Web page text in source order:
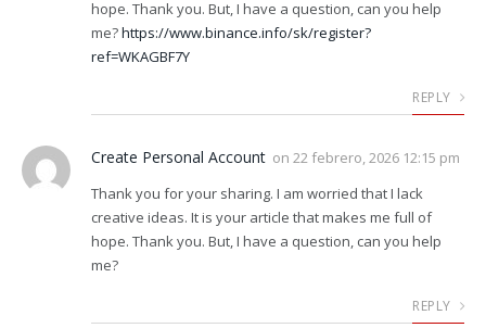
hope. Thank you. But, I have a question, can you help
me?https://www.binance.info/sk/register?
ref=WKAGBF7Y
REPLY
Create Personal Account on 22 febrero, 2026 12:15 pm
Thank you for your sharing. I am worried that I lack
creative ideas. It is your article that makes me full of
hope. Thank you. But, I have a question, can you help
me?
REPLY